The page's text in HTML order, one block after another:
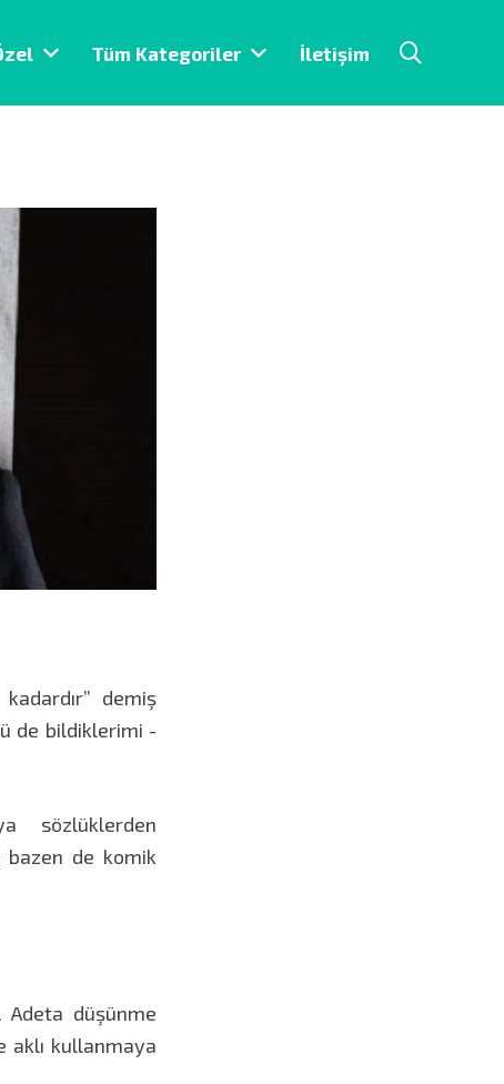
Tüm Kategoriler İletişim
demiş
de bildiklerimi -
sözlüklerden
bazen de komik
düşünme
aklı kullanmaya